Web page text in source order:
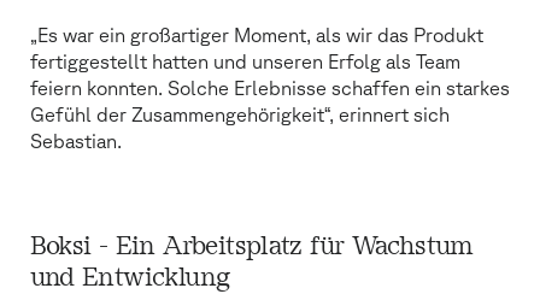
„Es war ein großartiger Moment, als wir das Produkt
fertiggestellt hatten und unseren Erfolg als Team
feiern konnten. Solche Erlebnisse schaffen ein starkes
Gefühl der Zusammengehörigkeit“, erinnert sich
Sebastian.
Boksi - Ein Arbeitsplatz für Wachstum
und Entwicklung